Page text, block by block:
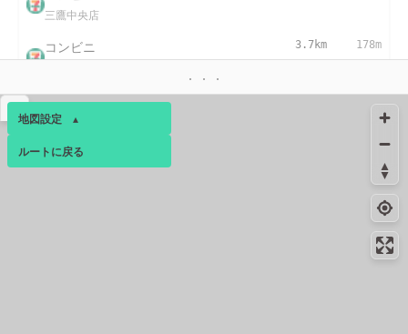
三鷹中央店
コンビニ 3.7km 178m
コンビニ
三鷹中央通り店
3.7km 299m
トイレ
199m
164m
地図設定 ▴
ベース ▴
ルートに戻る